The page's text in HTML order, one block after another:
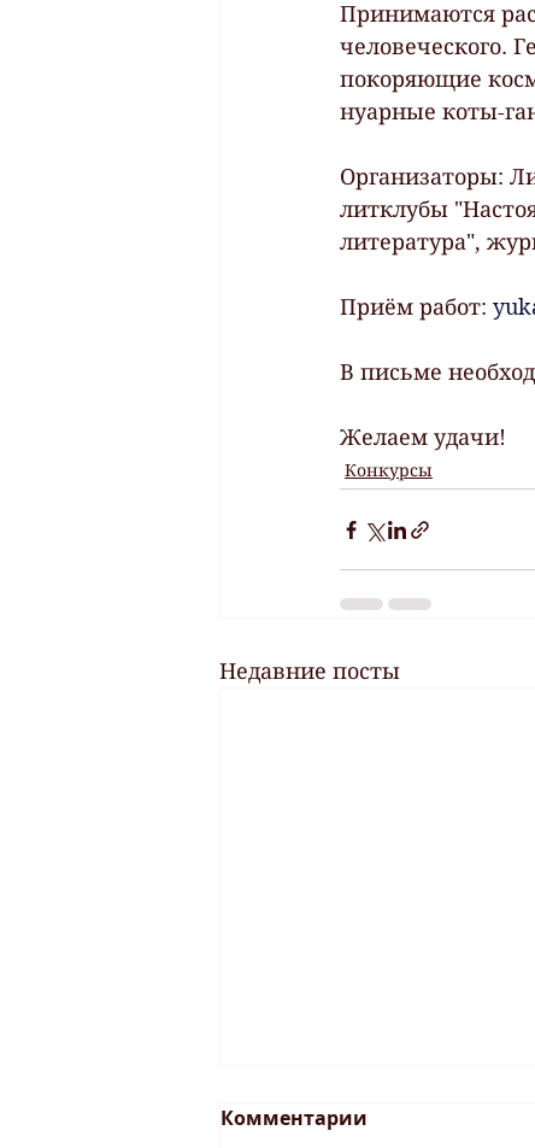
Принимаются
человеческого.
покоряющие
нуарные коты-
Организаторы:
литклубы
литература",
Приём работ:
В письме
Желаем удачи!
Конкурсы
Недавние посты
Комментарии